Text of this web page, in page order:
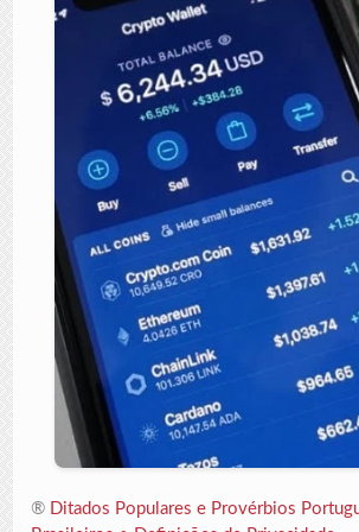
® Ditados Populares e Provérbios